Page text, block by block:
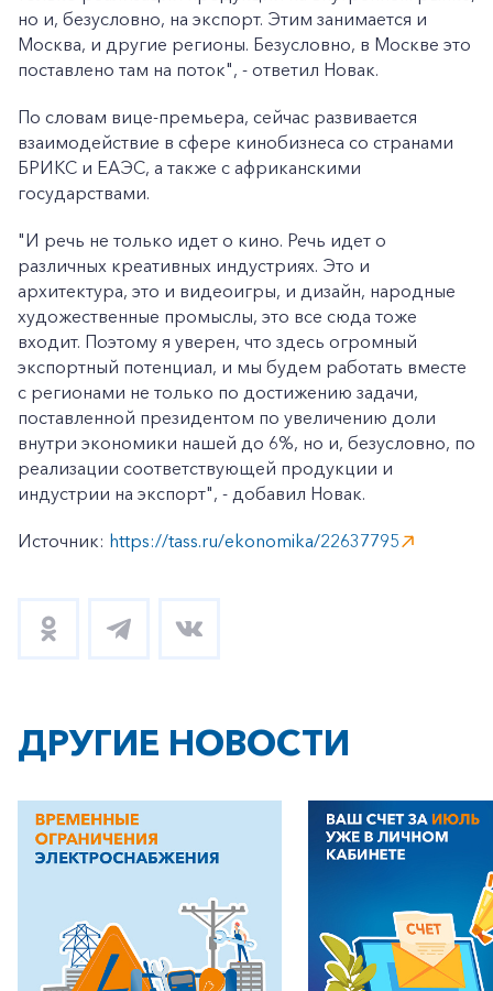
+7-800-700-24-57
Заказать обратный звонок
Частным клиентам
Корпоративным клиентам
но и, безусловно, на экспорт. Этим занимается и
Москва, и другие регионы. Безусловно, в Москве это
поставлено там на поток", - ответил Новак.
По словам вице-премьера, сейчас развивается
взаимодействие в сфере кинобизнеса со странами
БРИКС и ЕАЭС, а также с африканскими
государствами.
"И речь не только идет о кино. Речь идет о
различных креативных индустриях. Это и
архитектура, это и видеоигры, и дизайн, народные
художественные промыслы, это все сюда тоже
входит. Поэтому я уверен, что здесь огромный
экспортный потенциал, и мы будем работать вместе
с регионами не только по достижению задачи,
поставленной президентом по увеличению доли
внутри экономики нашей до 6%, но и, безусловно, по
реализации соответствующей продукции и
индустрии на экспорт", - добавил Новак.
Источник: https://tass.ru/ekonomika/22637795
ДРУГИЕ НОВОСТИ